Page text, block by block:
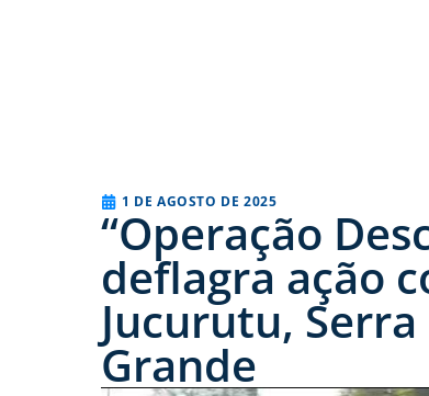
1 DE AGOSTO DE 2025
“Operação
deflagra ação
Jucurutu,
Grande